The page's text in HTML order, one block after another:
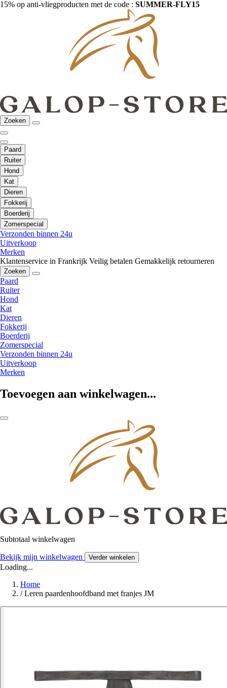
15% op anti-vliegproducten met de code : SUMMER-FLY15
Zoeken
Paard
Ruiter
Hond
Kat
Dieren
Fokkerij
Boerderij
Zomerspecial
Verzonden binnen 24u
Uitverkoop
Merken
Klantenservice in Frankrijk Veilig betalen Gemakkelijk retourneren
Zoeken
Paard
Ruiter
Hond
Kat
Dieren
Fokkerij
Boerderij
Zomerspecial
Verzonden binnen 24u
Uitverkoop
Merken
Toevoegen aan winkelwagen...
Subtotaal winkelwagen
Bekijk mijn winkelwagen Verder winkelen
Loading...
Home
/ Leren paardenhoofdband met franjes JM